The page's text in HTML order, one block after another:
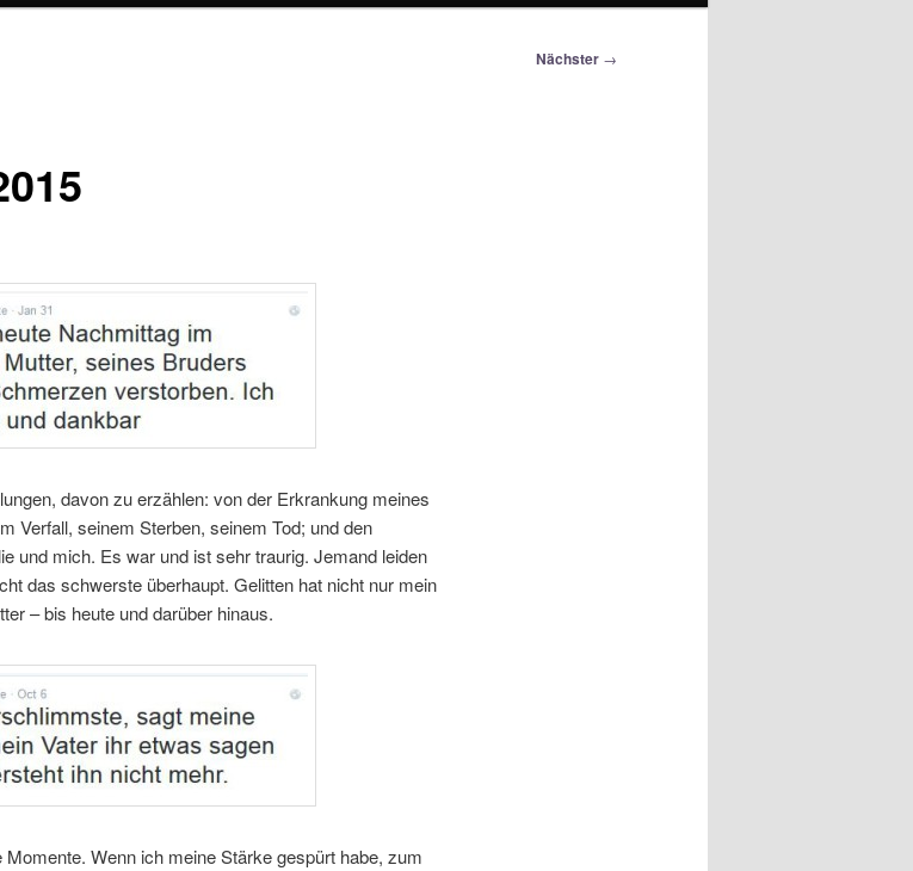
Nächster →
davon zu erzählen: von der Erkrankung meines
Verfall, seinem Sterben, seinem Tod; und den
und mich. Es war und ist sehr traurig. Jemand leiden
das schwerste überhaupt. Gelitten hat nicht nur mein
– bis heute und darüber hinaus.
Wenn ich meine Stärke gespürt habe, zum